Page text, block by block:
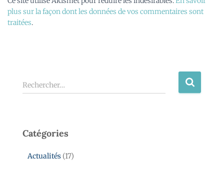
plus sur la façon dont les données de vos commentaires sont
traitées.
Rechercher…
Catégories
Actualités (17)